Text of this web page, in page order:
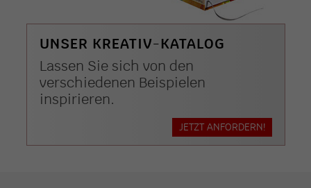
UNSER KREATIV-KATALOG
Lassen Sie sich von den
verschiedenen Beispielen
inspirieren.
JETZT ANFORDERN!